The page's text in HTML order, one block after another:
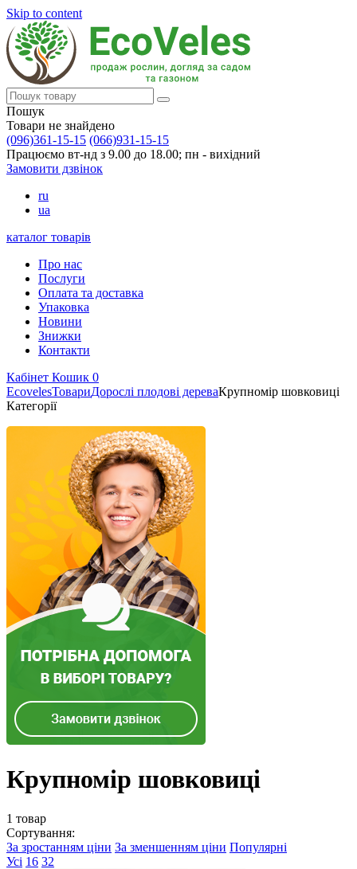
Skip to content
Пошук
Товари не знайдено
(096)361-15-15 (066)931-15-15
Працюємо вт-нд з 9.00 до 18.00; пн - вихідний
Замовити дзвінок
ru
ua
каталог товарів
Про нас
Послуги
Оплата та доставка
Упаковка
Новини
Знижки
Контакти
Кабінет Кошик 0
EcovelesТовариДорослі плодові дереваКрупномір шовковиці
Категорії
Крупномір шовковиці
1 товар
Сортування:
За зростанням ціни За зменшенням ціни Популярні
Усі 16 32